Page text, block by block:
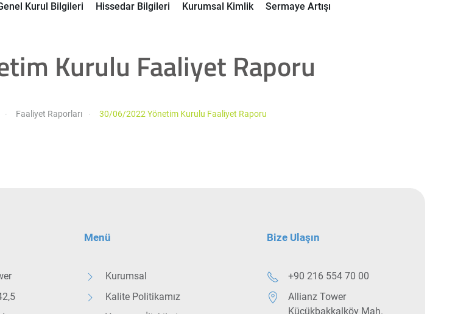
Kurul Bilgileri Hissedar Bilgileri Kurumsal Kimlik Sermaye Artışı
Kurulu Faaliyet Raporu
Faaliyet Raporları 30/06/2022 Yönetim Kurulu Faaliyet Raporu
Menü
Kurumsal
Kalite Politikamız
Bize Ulaşın
+90 216 554 70 00
Allianz Tower
Küçükbakkalköy Mah.